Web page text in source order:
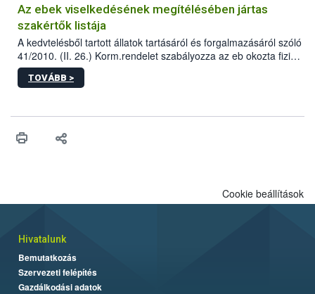
Az ebek viselkedésének megítélésében jártas
szakértők listája
A kedvtelésből tartott állatok tartásáról és forgalmazásáról szóló
41/2010. (II. 26.) Korm.rendelet szabályozza az eb okozta fizikai
sérülés, illetve ennek veszélye keletkezésekor felmerülő
hatósági feladatokat, valamint a veszélyes eb tartását és annak
TOVÁBB >
Cookie beállítások
Hivatalunk
Bemutatkozás
Szervezeti felépítés
Gazdálkodási adatok